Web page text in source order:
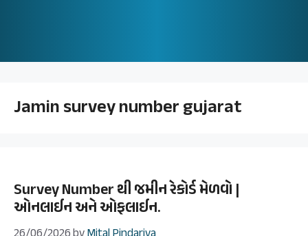
Jamin survey number gujarat
Survey Number થી જમીન રેકોર્ડ મેળવો |
ઓનલાઈન અને ઓફલાઈન.